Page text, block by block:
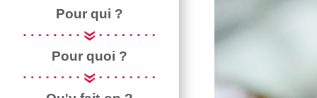
Pour qui ?
Pour quoi ?